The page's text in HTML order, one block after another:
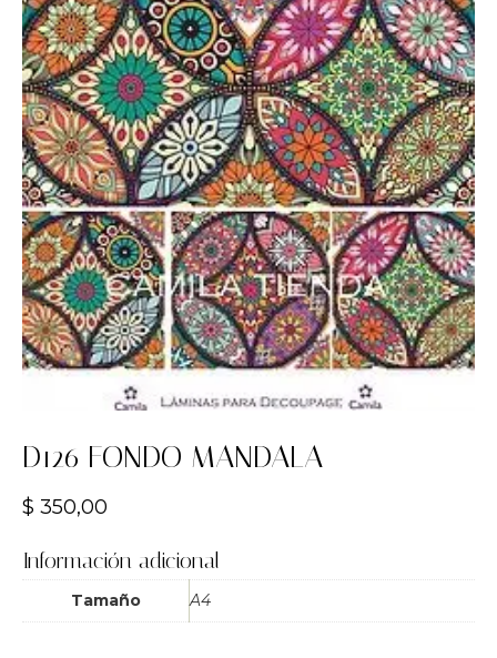
D126 FONDO MANDALA
$ 350,00
Información adicional
Tamaño A4